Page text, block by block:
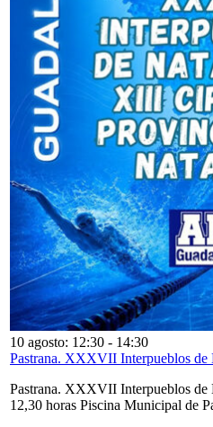
10 agosto: 12:30 - 14:30
Pastrana. XXXVII Interpueblos de
Pastrana. XXXVII Interpueblos de
12,30 horas Piscina Municipal de